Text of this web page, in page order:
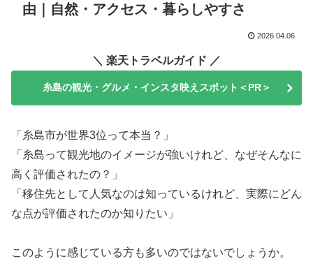
由｜自然・アクセス・暮らしやすさ
2026.04.06
＼ 楽天トラベルガイド ／
糸島の観光・グルメ・インスタ映えスポット＜PR＞
「糸島市が世界3位って本当？」
「糸島って観光地のイメージが強いけれど、なぜそんなに
高く評価されたの？」
「移住先として人気なのは知っているけれど、実際にどん
な点が評価されたのか知りたい」
このように感じている方も多いのではないでしょうか。